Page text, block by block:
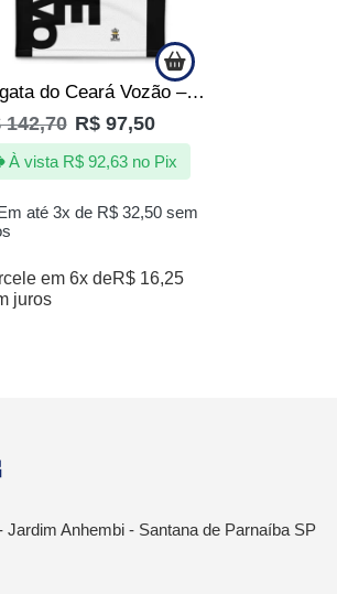
Regata do Ceará Vozão – Time do Povo – Produto Oficial
142,70 R$97,50
Em até 3x de R$ 32,50 sem
À vista R$ 92,63 no Pix
em 6x deR$16,25
juros
Jardim Anhembi - Santana de Parnaíba SP